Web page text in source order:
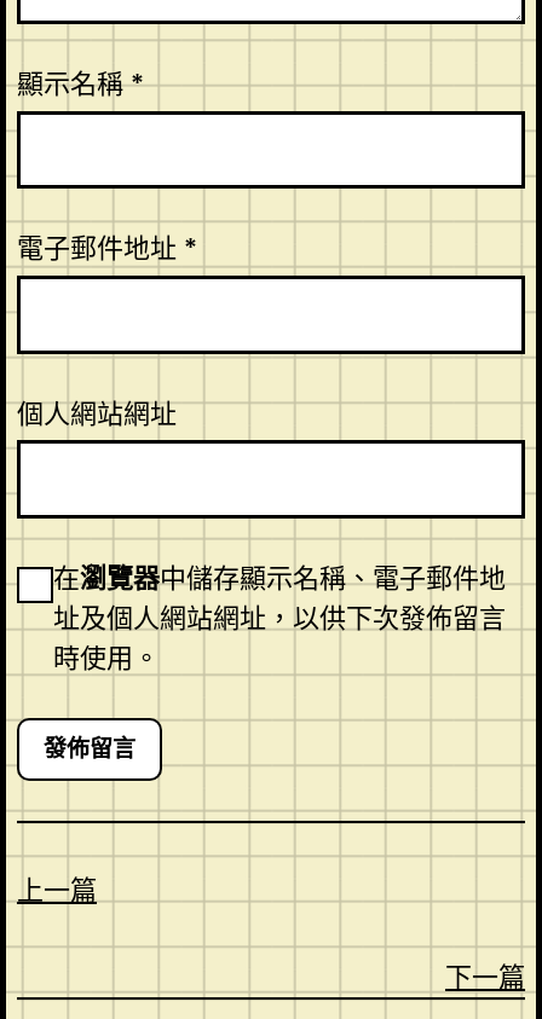
顯示名稱*
電子郵件地址 *
個人網站網址
在瀏覽器中儲存顯示名稱、電子郵件地
址及個人網站網址，以供下次發佈留言
時使用。
上一篇
下一篇